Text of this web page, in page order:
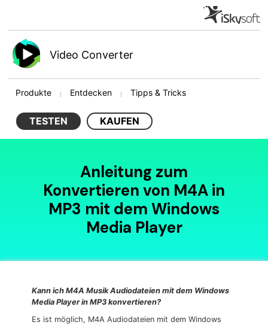
Video Converter
Produkte Entdecken Tipps & Tricks
TESTEN KAUFEN
Anleitung zum
Konvertieren von M4A in
MP3 mit dem Windows
Media Player
Kann ich M4A Musik Audiodateien mit dem Windows
Media Player in MP3 konvertieren?
Es ist möglich, M4A Audiodateien mit dem Windows